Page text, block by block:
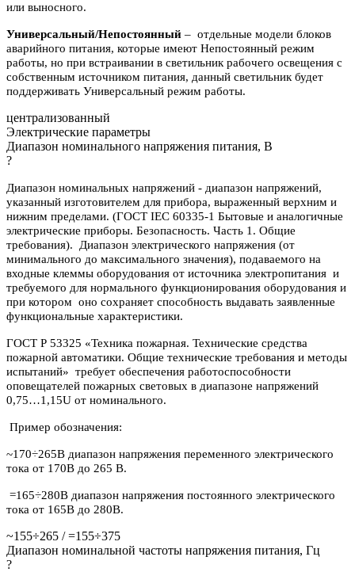
или выносного.
Универсальный/Непостоянный – отдельные модели блоков
аварийного питания, которые имеют Непостоянный режим
работы, но при встраивании в светильник рабочего освещения с
собственным источником питания, данный светильник будет
поддерживать Универсальный режим работы.
централизованный
Электрические параметры
Диапазон номинального напряжения питания, В
?
Диапазон номинальных напряжений - диапазон напряжений,
указанный изготовителем для прибора, выраженный верхним и
нижним пределами. (ГОСТ IEC 60335-1 Бытовые и аналогичные
электрические приборы. Безопасность. Часть 1. Общие
требования). Диапазон электрического напряжения (от
минимального до максимального значения), подаваемого на
входные клеммы оборудования от источника электропитания и
требуемого для нормального функционирования оборудования и
при котором оно сохраняет способность выдавать заявленные
функциональные характеристики.
ГОСТ Р 53325 «Техника пожарная. Технические средства
пожарной автоматики. Общие технические требования и методы
испытаний» требует обеспечения работоспособности
оповещателей пожарных световых в диапазоне напряжений
0,75…1,15U от номинального.
Пример обозначения:
~170÷265В диапазон напряжения переменного электрического
тока от 170В до 265 В.
=165÷280В диапазон напряжения постоянного электрического
тока от 165В до 280В.
~155÷265 / =155÷375
Диапазон номинальной частоты напряжения питания, Гц
?